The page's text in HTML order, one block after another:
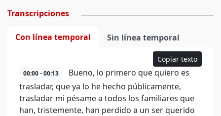
Transcripciones
Con línea temporal Sin línea temporal
Copiar texto
00:00 - 00:13
Bueno, lo primero que quiero es
trasladar, que ya lo he hecho públicamente,
trasladar mi pésame a todos los familiares que
han, tristemente, han perdido a un ser querido